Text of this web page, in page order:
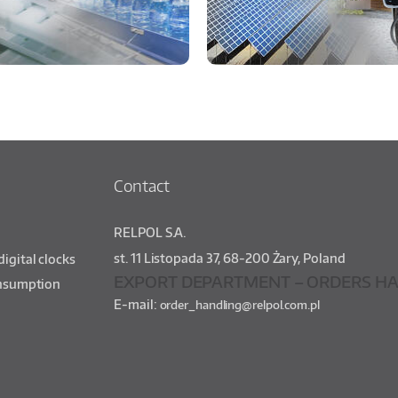
clocks
Contact
RELPOL S.A.
st. 11 Listopada 37,68-200 Żary, Poland
E-mail: order_handling@relpol.com.pl